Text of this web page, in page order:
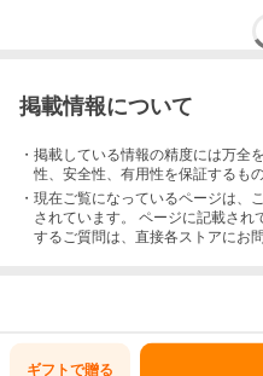
掲載情報について
・掲載している情報の精度には万全
性、安全性、有用性を保証するも
・現在ご覧になっているページは、
されています。 ページに記載され
するご質問は、直接各ストアにお
ギフトで贈る